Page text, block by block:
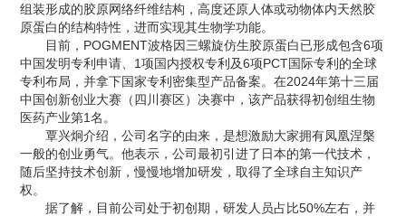
组装形成的胶原网络纤维结构，高度还原人体或动物体内天然胶
原蛋白的结构特性，进而实现其生物学功能。
目前，POGMENT波格因三螺旋仿生胶原蛋白已形成包含6项
中国发明专利申请、1项国内授权专利及6项PCT国际专利的全球
专利布局，并拿下国家专利密集型产品备案。在2024年第十三届
中国创新创业大赛（四川赛区）决赛中，该产品获得初创组生物
医药产业第1名。
覃兴炯介绍，公司名字的由来，是想激励大家拥有凤凰涅槃
一般的创业勇气。他表示，公司最初引进了日本的第一代技术，
随后坚持技术创新，慢慢地增加研发，取得了全球自主知识产
权。
据了解，目前公司处于初创期，研发人员占比50%左右，并